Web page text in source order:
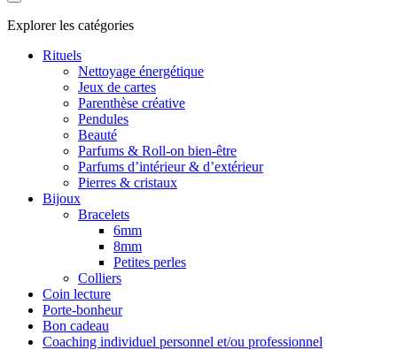
Explorer les catégories
Rituels
Nettoyage énergétique
Jeux de cartes
Parenthèse créative
Pendules
Beauté
Parfums & Roll-on bien-être
Parfums d’intérieur & d’extérieur
Pierres & cristaux
Bijoux
Bracelets
6mm
8mm
Petites perles
Colliers
Coin lecture
Porte-bonheur
Bon cadeau
Coaching individuel personnel et/ou professionnel